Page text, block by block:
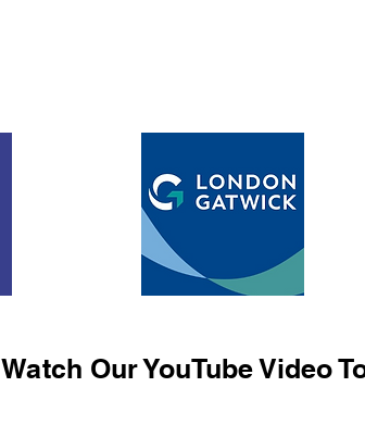
Watch Our YouTube Video